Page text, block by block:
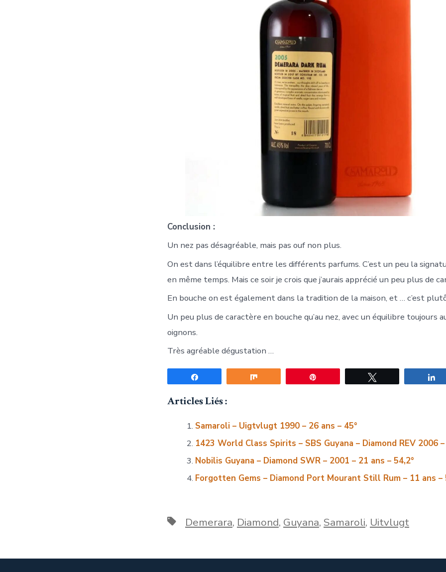
Conclusion :
Un nez pas désagréable, mais pas ouf non plus.
On est dans l’équilibre entre les différents parfums. C’est un peu la
en même temps. Mais ce soir je crois que j’aurais apprécié un peu plus de
En bouche on est également dans la tradition de la maison, et … c’est
Un peu plus de caractère en bouche qu’au nez, avec un équilibre toujours
oignons.
Très agréable dégustation …
Articles Liés :
Samaroli – Uigtvlugt 1990 – 26 ans – 45°
1423 World Class Spirits – SBS Guyana – Diamond REV 2006 –
Nobilis Guyana – Diamond SWR – 2001 – 21 ans – 54,2°
Forgotten Gems – Diamond Port Mourant Still Rum – 11 ans –
Étiquettes
Demerara, Diamond, Guyana, Samaroli, Uitvlugt